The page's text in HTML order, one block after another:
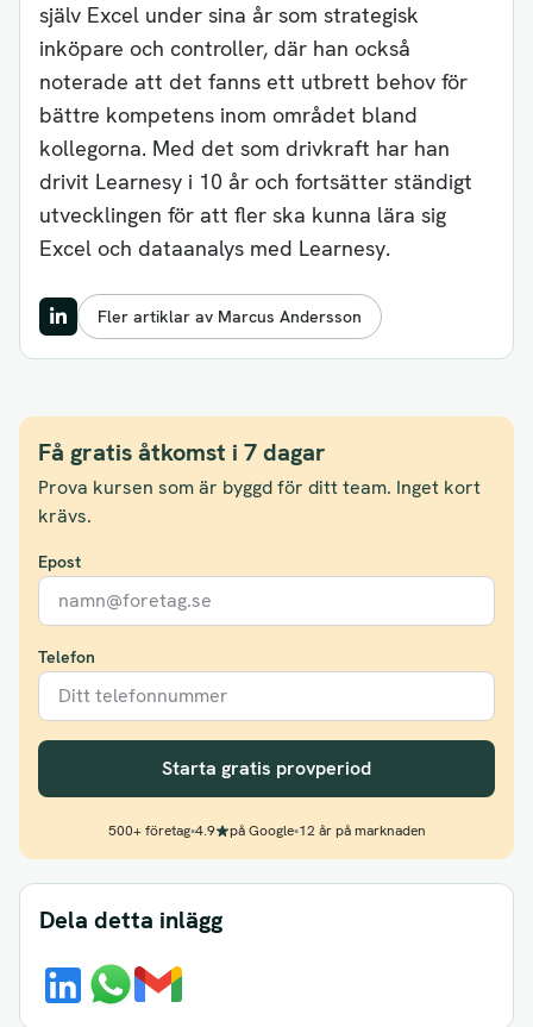
själv Excel under sina år som strategisk
inköpare och controller, där han också
noterade att det fanns ett utbrett behov för
bättre kompetens inom området bland
kollegorna. Med det som drivkraft har han
drivit Learnesy i 10 år och fortsätter ständigt
utvecklingen för att fler ska kunna lära sig
Excel och dataanalys med Learnesy.
Fler artiklar av Marcus Andersson
Få gratis åtkomst i 7 dagar
Prova kursen som är byggd för ditt team. Inget kort
krävs.
Epost
Telefon
Starta gratis provperiod
500+ företag•4.9 på Google•12 år på marknaden
Dela detta inlägg